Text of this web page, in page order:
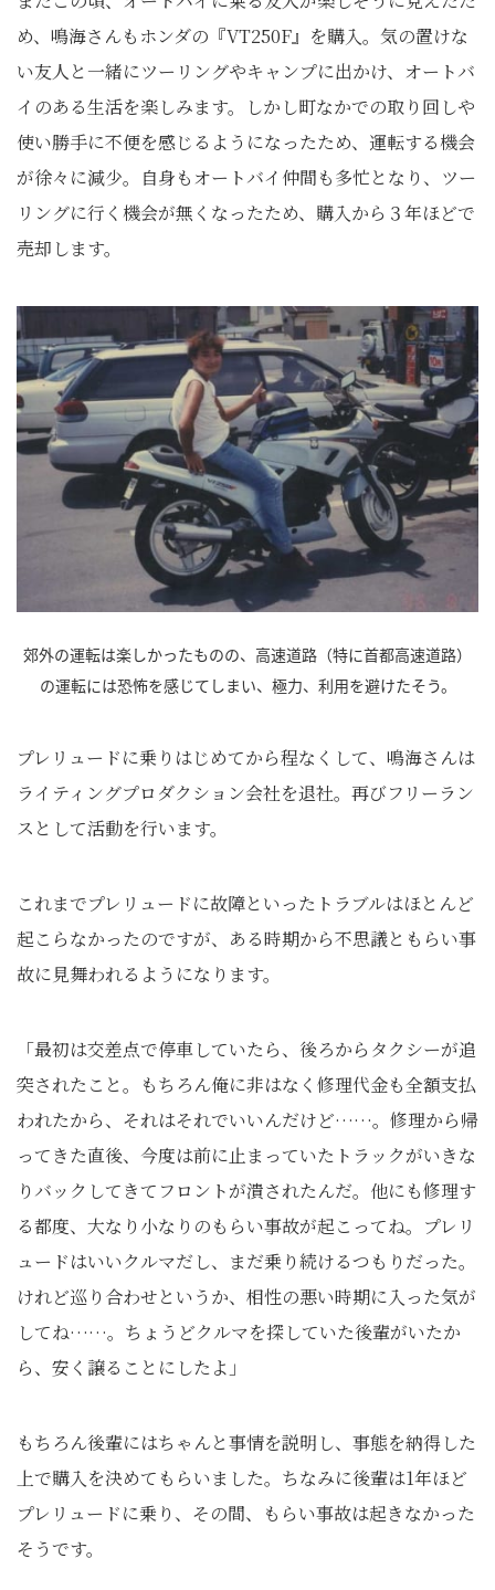
め、鳴海さんもホンダの『VT250F』を購入。気の置けな
い友人と一緒にツーリングやキャンプに出かけ、オートバ
イのある生活を楽しみます。しかし町なかでの取り回しや
使い勝手に不便を感じるようになったため、運転する機会
が徐々に減少。自身もオートバイ仲間も多忙となり、ツー
リングに行く機会が無くなったため、購入から３年ほどで
売却します。
郊外の運転は楽しかったものの、高速道路（特に首都高速道路）
の運転には恐怖を感じてしまい、極力、利用を避けたそう。
プレリュードに乗りはじめてから程なくして、鳴海さんは
ライティングプロダクション会社を退社。再びフリーラン
スとして活動を行います。
これまでプレリュードに故障といったトラブルはほとんど
起こらなかったのですが、ある時期から不思議ともらい事
故に見舞われるようになります。
「最初は交差点で停車していたら、後ろからタクシーが追
突されたこと。もちろん俺に非はなく修理代金も全額支払
われたから、それはそれでいいんだけど……。修理から帰
ってきた直後、今度は前に止まっていたトラックがいきな
りバックしてきてフロントが潰されたんだ。他にも修理す
る都度、大なり小なりのもらい事故が起こってね。プレリ
ュードはいいクルマだし、まだ乗り続けるつもりだった。
けれど巡り合わせというか、相性の悪い時期に入った気が
してね……。ちょうどクルマを探していた後輩がいたか
ら、安く譲ることにしたよ」
もちろん後輩にはちゃんと事情を説明し、事態を納得した
上で購入を決めてもらいました。ちなみに後輩は1年ほど
プレリュードに乗り、その間、もらい事故は起きなかった
そうです。